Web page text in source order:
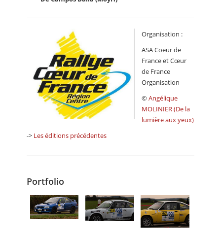
Organisation :
ASA Coeur de
France et Cœur
de France
Organisation
©Angélique
MOLINIER (De la
lumière aux yeux)
-> Les éditions précédentes
Portfolio